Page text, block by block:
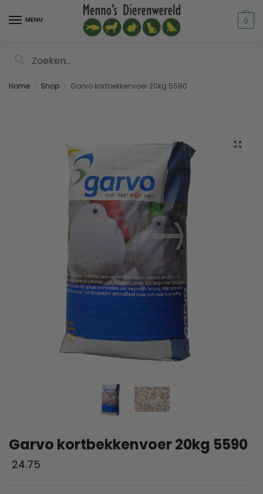
MENU 0
Home Shop Garvo kortbekkenvoer 20kg 5590
Garvo kortbekkenvoer 20kg 5590
24.75